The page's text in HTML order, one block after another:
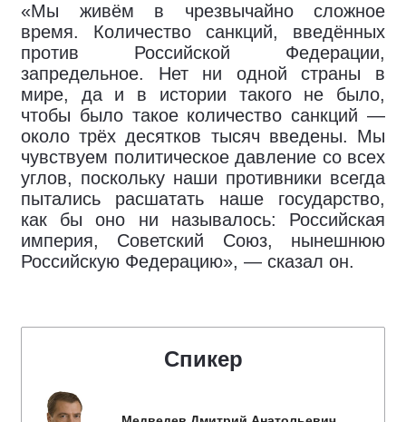
«Мы живём в чрезвычайно сложное
время. Количество санкций, введённых
против Российской Федерации,
запредельное. Нет ни одной страны в
мире, да и в истории такого не было,
чтобы было такое количество санкций —
около трёх десятков тысяч введены. Мы
чувствуем политическое давление со всех
углов, поскольку наши противники всегда
пытались расшатать наше государство,
как бы оно ни называлось: Российская
империя, Советский Союз, нынешнюю
Российскую Федерацию», — сказал он.
Спикер